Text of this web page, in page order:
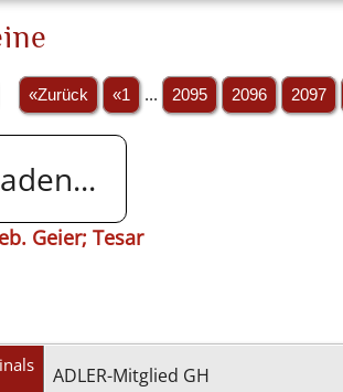
«Zurück «1 ... 2095 2096 2097
Geier; Tesar
ADLER-Mitglied GH